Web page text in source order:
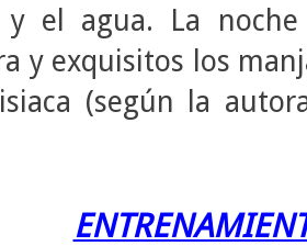
el agua. La
y exquisitos los
(según la